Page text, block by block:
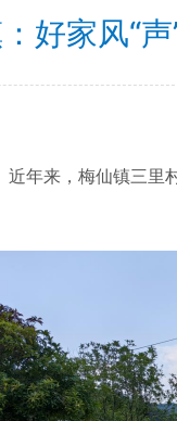
好家风“
来，梅仙镇三里